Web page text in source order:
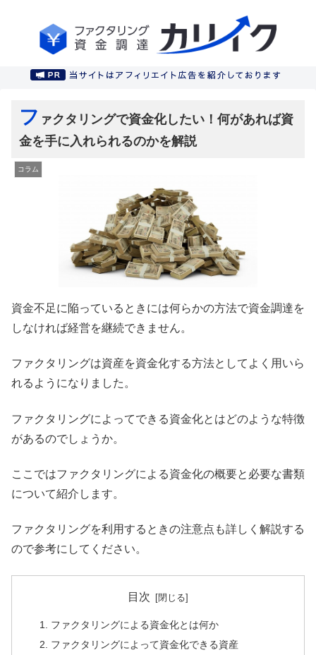
フ ァクタリングで資金化したい！何があれば資
金を手に入れられるのかを解説
コラム
資金不足に陥っているときには何らかの方法で資金調達を
しなければ経営を継続できません。
ファクタリングは資産を資金化する方法としてよく用いら
れるようになりました。
ファクタリングによってできる資金化とはどのような特徴
があるのでしょうか。
ここではファクタリングによる資金化の概要と必要な書類
について紹介します。
ファクタリングを利用するときの注意点も詳しく解説する
ので参考にしてください。
目次
ファクタリングによる資金化とは何か
ファクタリングによって資金化できる資産